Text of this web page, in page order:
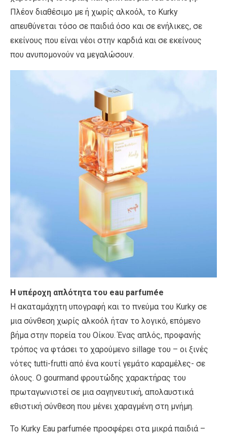
Πλέον διαθέσιμο με ή χωρίς αλκοόλ, το Kurky
απευθύνεται τόσο σε παιδιά όσο και σε ενήλικες, σε
εκείνους που είναι νέοι στην καρδιά και σε εκείνους
που ανυπομονούν να μεγαλώσουν.
Η υπέροχη απλότητα του eau parfumée
Η ακαταμάχητη υπογραφή και το πνεύμα του Kurky σε
μια σύνθεση χωρίς αλκοόλ ήταν το λογικό, επόμενο
βήμα στην πορεία του Οίκου. Ένας απλός, προφανής
τρόπος να φτάσει το χαρούμενο sillage του – οι ξινές
νότες tutti-frutti από ένα κουτί γεμάτο καραμέλες- σε
όλους. Ο gourmand φρουτώδης χαρακτήρας του
πρωταγωνιστεί σε μια σαγηνευτική, απολαυστικά
εθιστική σύνθεση που μένει χαραγμένη στη μνήμη.
Το Kurky Eau parfumée προσφέρει στα μικρά παιδιά –